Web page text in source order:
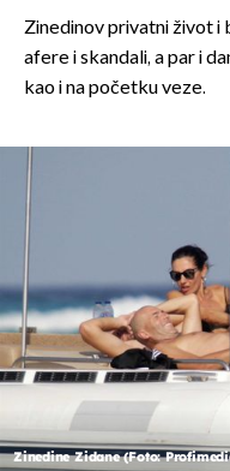
Zinedinov privatni život i
afere i skandali, a par i
kao i na početku veze.
Zinedine Zidane (Foto: